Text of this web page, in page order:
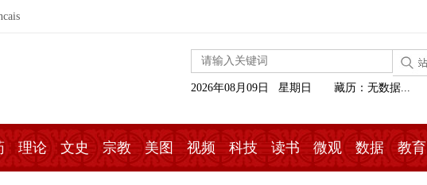
2026年08月09日 星期日 藏历：无数据...
理论 文史 宗教 美图 视频 科技 读书 微观 数据 教育